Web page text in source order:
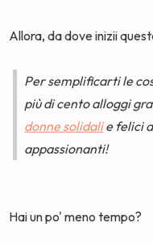
Allora, da dove inizii
Per semplificarti le
più di cento alloggi
donne solidalie felici
appassionanti!
Hai un po' meno tempo?